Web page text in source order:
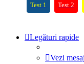
Test 1 (Opens a
Test 2
Legături rapide
Vezi